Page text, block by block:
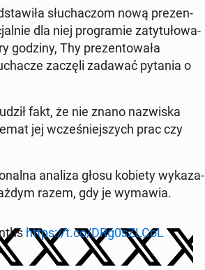
słu­cha­czom nową pre­zen­
dla niej pro­gra­mie za­ty­tu­ło­wa­
godziny, Thy pre­zen­to­wa­ła
zaczęli zadawać pytania o
fakt, że nie znano na­zwi­ska
jej wcze­śniej­szych prac czy
analiza głosu kobiety wy­ka­za­
razem, gdy je wymawia.
https://t.co/DRg0sZLCoL